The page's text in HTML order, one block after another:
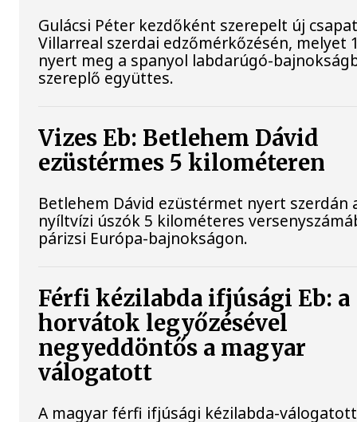
Gulácsi Péter kezdőként szerepelt új
Villarreal szerdai edzőmérkőzésén, melyet
nyert meg a spanyol labdarúgó-
szereplő együttes.
Vizes Eb: Betlehem Dávid
ezüstérmes 5 kilométeren
Betlehem Dávid ezüstérmet nyert szerdán
nyíltvízi úszók 5 kilométeres
párizsi Európa-bajnokságon.
Férfi kézilabda ifjúsági Eb: a
horvátok legyőzésével
negyeddöntős a magyar
válogatott
A magyar férfi ifjúsági kézilabda-válogatott